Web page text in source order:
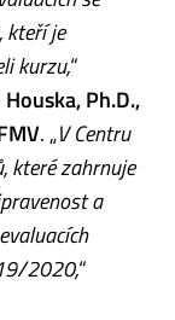
kteří je
kurzu,“
Ph.D.,
.„V Centru
které zahrnuje
a
2020,“